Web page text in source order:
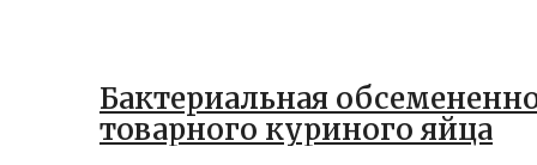
Бактериальная
товарного куриного яйца